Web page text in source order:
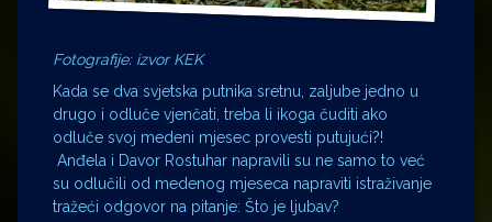
Fotografije: izvor KEK
Kada se dva svjetska putnika sretnu, zaljube jedno u
drugo i odluče vjenčati, treba li ikoga čuditi ako
odluče svoj medeni mjesec provesti putujući?!
Anđela i Davor Rostuhar napravili su ne samo to već
su odlučili od medenog mjeseca napraviti istraživanje
tražeći odgovor na pitanje: Što je ljubav?